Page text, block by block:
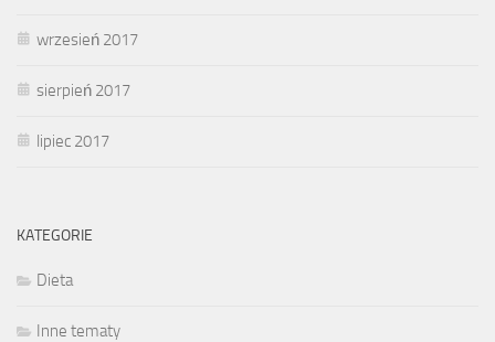
wrzesień 2017
sierpień 2017
lipiec 2017
KATEGORIE
Dieta
Inne tematy